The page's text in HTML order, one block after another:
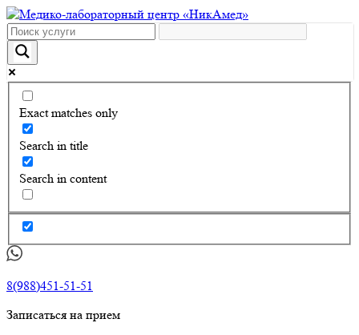
Exact matches only
Search in title
Search in content
8(988)451-51-51
Записаться на прием